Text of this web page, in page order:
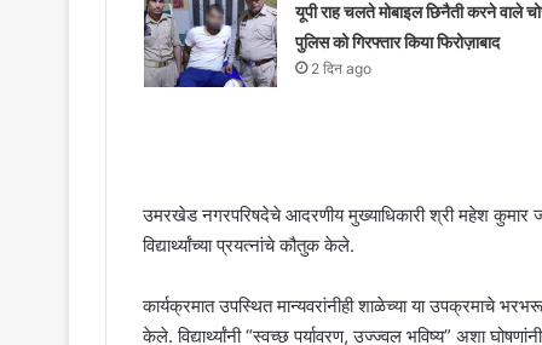
यूपी राह चलते मोबाइल छिनैती करने वाले
पुलिस को गिरफ्तार किया फिरोज़ाबाद
2 दिन ago
उमरखेड नगरपरिषदेचे आदरणीय मुख्याधिकारी श्री महेश कुमार
विद्यार्थ्यांच्या प्रयत्नांचे कौतुक केले.
कार्यक्रमात उपस्थित मान्यवरांनीही शाळेच्या या उपक्रमाचे
केले. विद्यार्थ्यांनी “स्वच्छ पर्यावरण, उज्ज्वल भविष्य” अशा